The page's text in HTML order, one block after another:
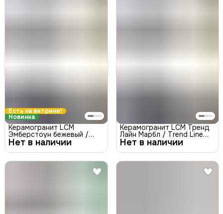
Есть на витрине!
Новинка
Нет в наличии
Керамогранит LCM
Эмберстоун бежевый /
Amberstone Beige
8080ABT11M Матовая
800x800
Нет в наличии
Керамогранит LCM Тренд
Лайн Марбл / Trend Line
Marble 8080TRL01M
Матовая 800x800